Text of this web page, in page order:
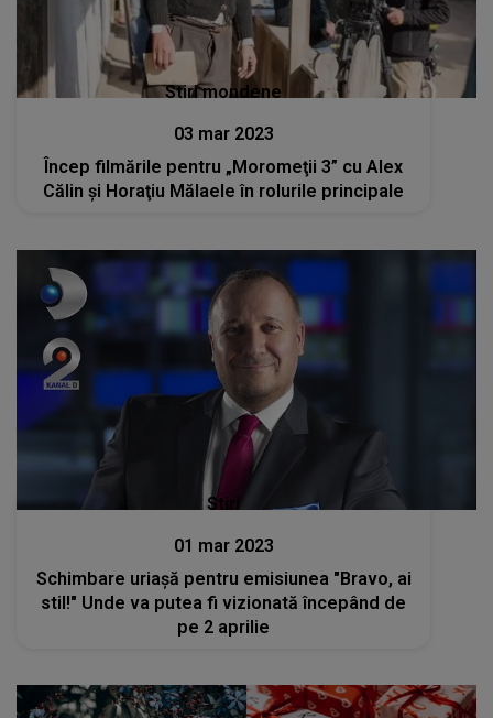
Stiri mondene
03 mar 2023
Încep filmările pentru „Moromeţii 3” cu Alex
Călin şi Horaţiu Mălaele în rolurile principale
Stiri
01 mar 2023
Schimbare uriașă pentru emisiunea "Bravo, ai
stil!" Unde va putea fi vizionată începând de
pe 2 aprilie